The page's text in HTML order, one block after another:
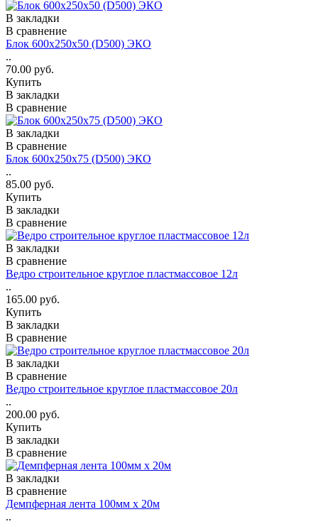
В закладки
В сравнение
Блок 600х250х50 (D500) ЭКО
..
70.00 руб.
Купить
В закладки
В сравнение
В закладки
В сравнение
Блок 600х250х75 (D500) ЭКО
..
85.00 руб.
Купить
В закладки
В сравнение
В закладки
В сравнение
Ведро строительное круглое пластмассовое 12л
..
165.00 руб.
Купить
В закладки
В сравнение
В закладки
В сравнение
Ведро строительное круглое пластмассовое 20л
..
200.00 руб.
Купить
В закладки
В сравнение
В закладки
В сравнение
Демпферная лента 100мм х 20м
..